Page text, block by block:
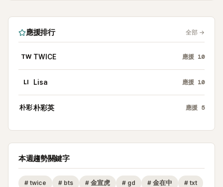
應援排行 全部 →
TW TWICE 應援 10
LI Lisa 應援 10
朴彩朴彩英 應援 5
本週趨勢關鍵字
# twice # bts # 金宣虎 # gd # 金在中 # txt